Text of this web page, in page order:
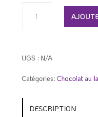
quantité
Rosette
UGS : N/A
Catégories: Chocolat au
DESCRIPTION